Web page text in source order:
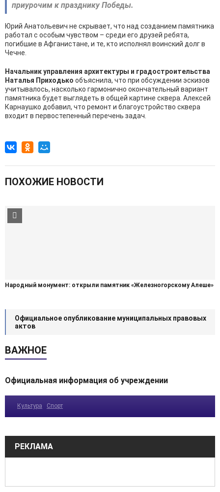
приурочим к празднику Победы.
Юрий Анатольевич не скрывает, что над созданием памятника
работал с особым чувством – среди его друзей ребята,
погибшие в Афганистане, и те, кто исполнял воинский долг в
Чечне.
Начальник управления архитектуры и градостроительства
Наталья Приходько объяснила, что при обсуждении эскизов
учитывалось, насколько гармонично окончательный вариант
памятника будет выглядеть в общей картине сквера. Алексей
Карнаушко добавил, что ремонт и благоустройство сквера
входит в первостепенный перечень задач.
ПОХОЖИЕ НОВОСТИ
Народный монумент: открыли памятник «Железногорскому Алеше»
Официальное опубликование муниципальных правовых
актов
ВАЖНОЕ
Официальная информация об учреждении
Культура Спорт
РЕКЛАМА